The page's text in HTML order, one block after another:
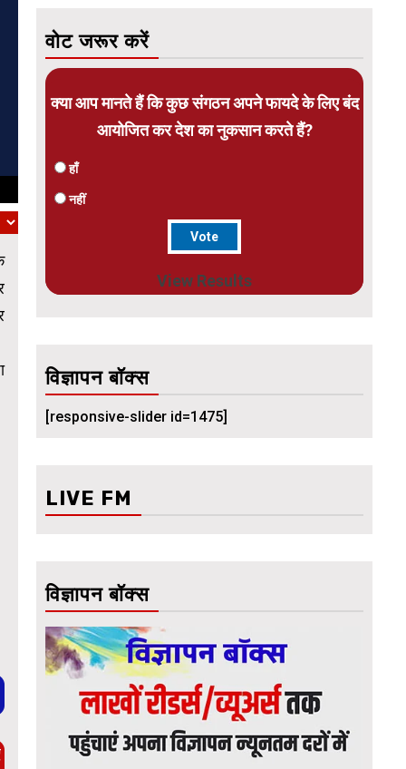
वोट जरूर करें
क्या आप मानते हैं कि कुछ संगठन अपने फायदे के लिए बंद
आयोजित कर देश का नुकसान करते हैं?
हाँ
नहीं
View Results
विज्ञापन बॉक्स
[responsive-slider id=1475]
LIVE FM
विज्ञापन बॉक्स